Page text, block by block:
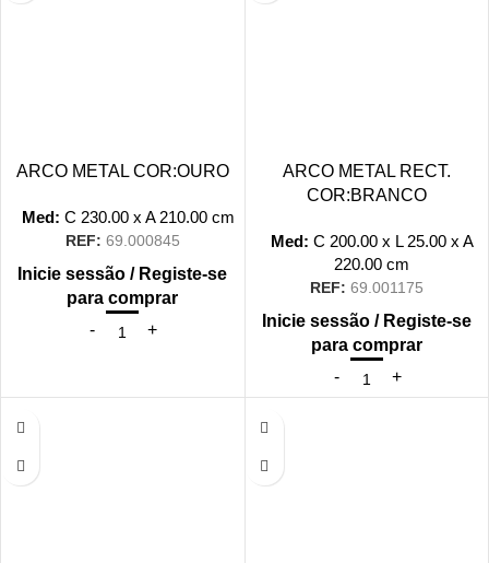
ARCO METAL COR:OURO
Med: C 230.00 x A 210.00cm
REF: 69.000845
Inicie sessão / Registe-se
para comprar
ARCO METAL RECT.
COR:BRANCO
Med: C 200.00 x L 25.00 x A
220.00 cm
REF: 69.001175
Inicie sessão / Registe-se
para comprar